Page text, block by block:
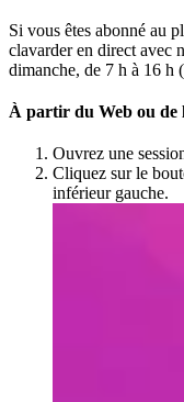
Si vous êtes abonné au
clavarder en direct avec
dimanche, de 7 h à 16 h
À partir du Web ou de
Ouvrez une
Cliquez sur le
inférieur gauche.